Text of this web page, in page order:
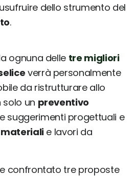
dello strumento del
.
ognuna delle tre migliori
verrà personalmente
da ristrutturare allo
un preventivo
suggerimenti progettuali e
materialie lavori da
confrontato tre proposte